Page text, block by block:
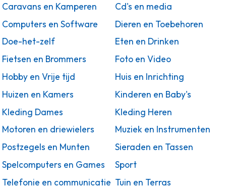
Caravans en Kamperen
Cd's en media
Computers en Software
Dieren en Toebehoren
Doe-het-zelf
Eten en Drinken
Fietsen en Brommers
Foto en Video
Hobby en Vrije tijd
Huis en Inrichting
Huizen en Kamers
Kinderen en Baby's
Kleding Dames
Kleding Heren
Motoren en driewielers
Muziek en Instrumenten
Postzegels en Munten
Sieraden en Tassen
Spelcomputers en Games
Sport
Telefonie en communicatie Tuin en Terras